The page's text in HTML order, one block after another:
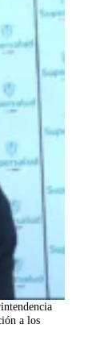
a los